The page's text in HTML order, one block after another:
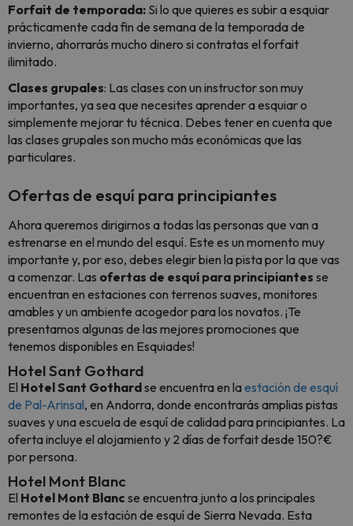
Forfait de temporada: Si lo que quieres es subir a esquiar
prácticamente cada fin de semana de la temporada de
invierno, ahorrarás mucho dinero si contratas el forfait
ilimitado.
Clases grupales: Las clases con un instructor son muy
importantes, ya sea que necesites aprender a esquiar o
simplemente mejorar tu técnica. Debes tener en cuenta que
las clases grupales son mucho más económicas que las
particulares.
Ofertas de esquí para principiantes
Ahora queremos dirigirnos a todas las personas que van a
estrenarse en el mundo del esquí. Este es un momento muy
importante y, por eso, debes elegir bien la pista por la que vas
a comenzar. Las ofertas de esquí para principiantes se
encuentran en estaciones con terrenos suaves, monitores
amables y un ambiente acogedor para los novatos. ¡Te
presentamos algunas de las mejores promociones que
tenemos disponibles en Esquiades!
Hotel Sant Gothard
El Hotel Sant Gothardse encuentra en laestación de esquí
de Pal-Arinsal, en Andorra, donde encontrarás amplias pistas
suaves y una escuela de esquí de calidad para principiantes. La
oferta incluye el alojamiento y 2 días de forfait desde 150?€
por persona.
Hotel Mont Blanc
El Hotel Mont Blanc se encuentra junto a los principales
remontes de la estación de esquí de Sierra Nevada. Esta